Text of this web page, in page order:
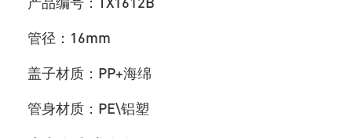
管径：16mm
盖子材质：PP+海绵
管身材质：PE\铝塑